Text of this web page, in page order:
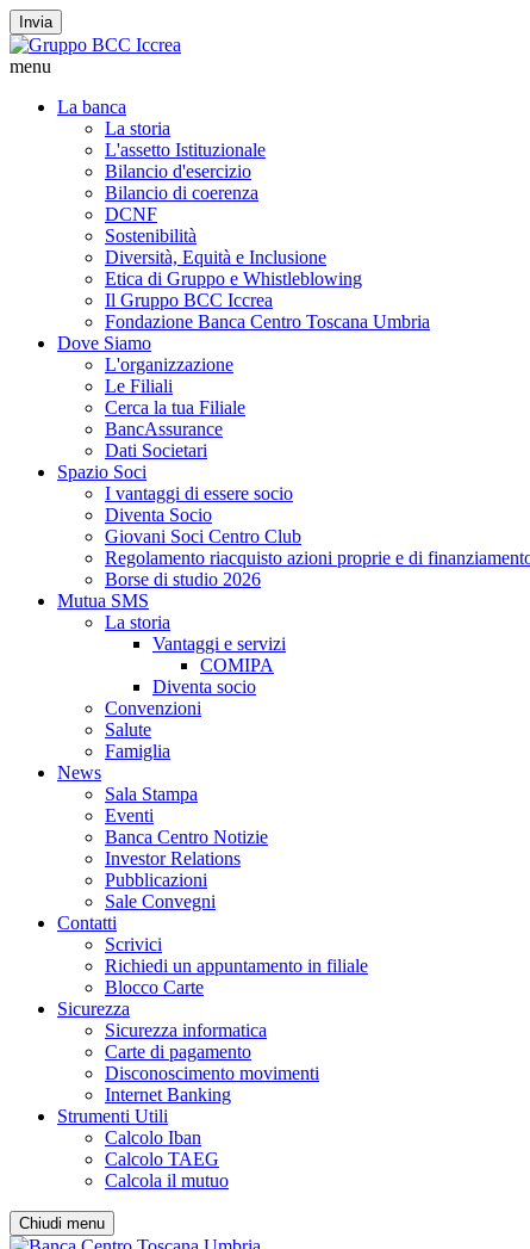
Invia
menu
La banca
La storia
L'assetto Istituzionale
Bilancio d'esercizio
Bilancio di coerenza
DCNF
Sostenibilità
Diversità, Equità e Inclusione
Etica di Gruppo e Whistleblowing
Il Gruppo BCC Iccrea
Fondazione Banca Centro Toscana Umbria
Dove Siamo
L'organizzazione
Le Filiali
Cerca la tua Filiale
BancAssurance
Dati Societari
Spazio Soci
I vantaggi di essere socio
Diventa Socio
Giovani Soci Centro Club
Regolamento riacquisto azioni proprie e di
Borse di studio 2026
Mutua SMS
La storia
Vantaggi e servizi
COMIPA
Diventa socio
Convenzioni
Salute
Famiglia
News
Sala Stampa
Eventi
Banca Centro Notizie
Investor Relations
Pubblicazioni
Sale Convegni
Contatti
Scrivici
Richiedi un appuntamento in filiale
Blocco Carte
Sicurezza
Sicurezza informatica
Carte di pagamento
Disconoscimento movimenti
Internet Banking
Strumenti Utili
Calcolo Iban
Calcolo TAEG
Calcola il mutuo
Chiudi menu